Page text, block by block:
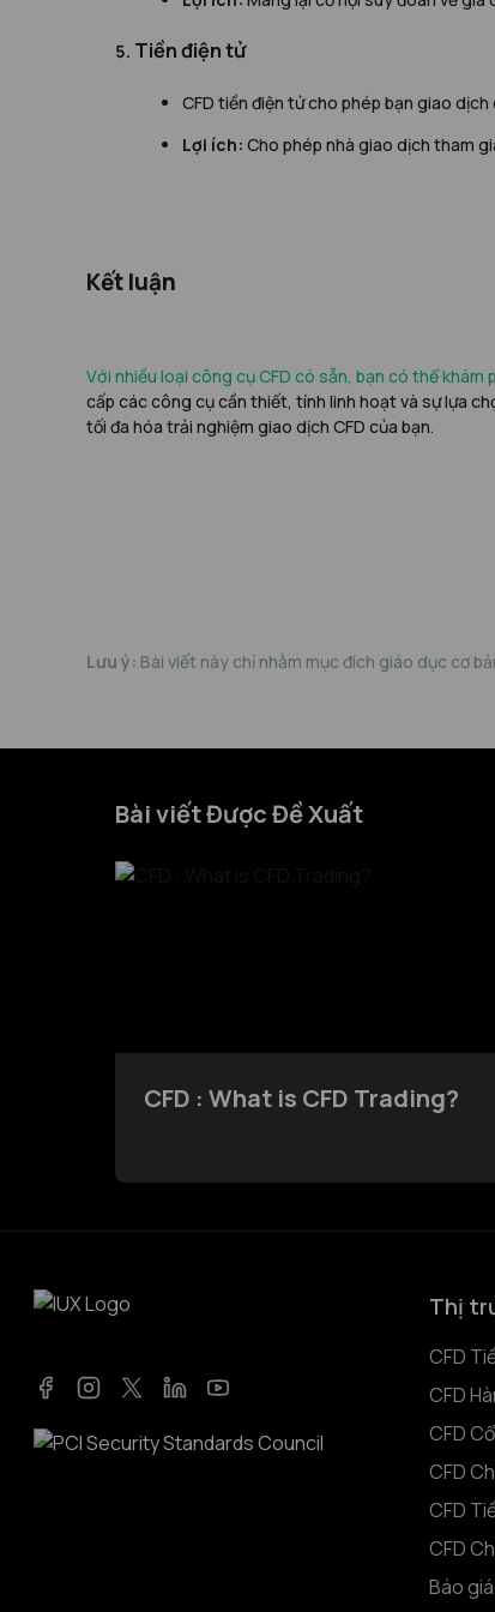
Tiền điện tử
CFD tiền điện tử cho phép bạn giao
Lợi ích: Cho phép nhà giao dịch tham
Kết luận
Với nhiều loại công cụ CFD có sẵn, bạn có thể
cấp các công cụ cần thiết, tính linh hoạt và sự lựa
tối đa hóa trải nghiệm giao dịch CFD của bạn.
Lưu ý: Bài viết này chỉ nhằm mục đích giáo dục cơ
Bài viết Được Đề Xuất
CFD : What is CFD Trading?
Thị
CFD
CFD
CFD
CFD
CFD
CFD
Báo